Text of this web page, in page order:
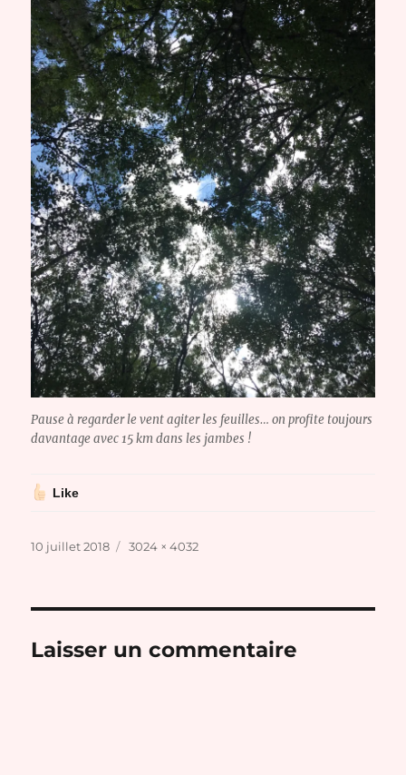
Pause à regarder le vent agiter les feuilles… on profite toujours
davantage avec 15 km dans les jambes !
Like
Publié
10 juillet 2018
Taille
3024 × 4032
Laisser un commentaire